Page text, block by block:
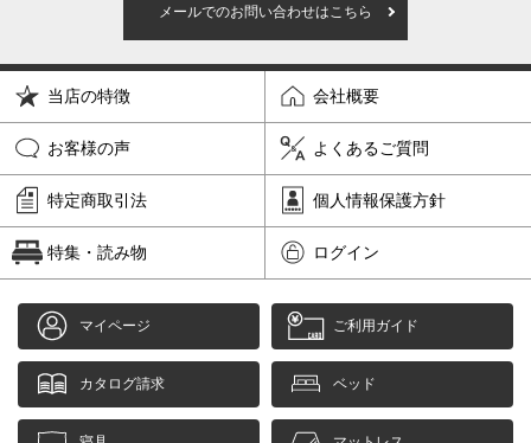
メールでのお問い合わせはこちら
当店の特徴 会社概要
お客様の声 よくあるご質問
特定商取引法 個人情報保護方針
特集・読み物 ログイン
マイページ ご利用ガイド
カタログ請求 ベッド